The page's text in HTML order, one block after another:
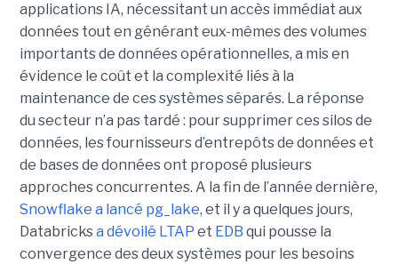
applications IA, nécessitant un accès immédiat aux
données tout en générant eux-mêmes des volumes
importants de données opérationnelles, a mis en
évidence le coût et la complexité liés à la
maintenance de ces systèmes séparés. La réponse
du secteur n’a pas tardé : pour supprimer ces silos de
données, les fournisseurs d’entrepôts de données et
de bases de données ont proposé plusieurs
approches concurrentes. A la fin de l’année dernière,
Snowflake a lancé pg_lake, et il y a quelques jours,
Databricksa dévoilé LTAP et EDB qui pousse la
convergence des deux systèmes pour les besoins